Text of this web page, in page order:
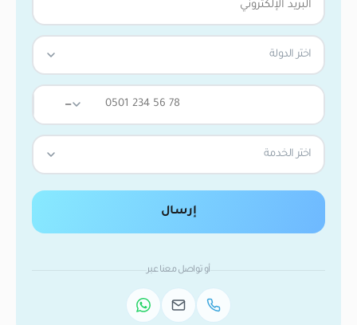
اختر الدولة
—
اختر الخدمة
إرسال
أو تواصل معنا عبر